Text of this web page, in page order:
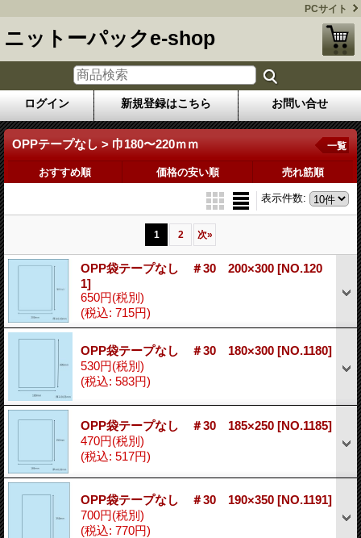
PCサイト
ニットーパックe-shop
ログイン 新規登録はこちら お問い合せ
OPPテープなし > 巾180〜220ｍｍ 一覧
おすすめ順 価格の安い順 売れ筋順
表示件数:
1 2 次»
OPP袋テープなし ＃30 200×300 [NO.120
1]
650円(税別)
(税込: 715円)
OPP袋テープなし ＃30 180×300 [NO.1180]
530円(税別)
(税込: 583円)
OPP袋テープなし ＃30 185×250 [NO.1185]
470円(税別)
(税込: 517円)
OPP袋テープなし ＃30 190×350 [NO.1191]
700円(税別)
(税込: 770円)